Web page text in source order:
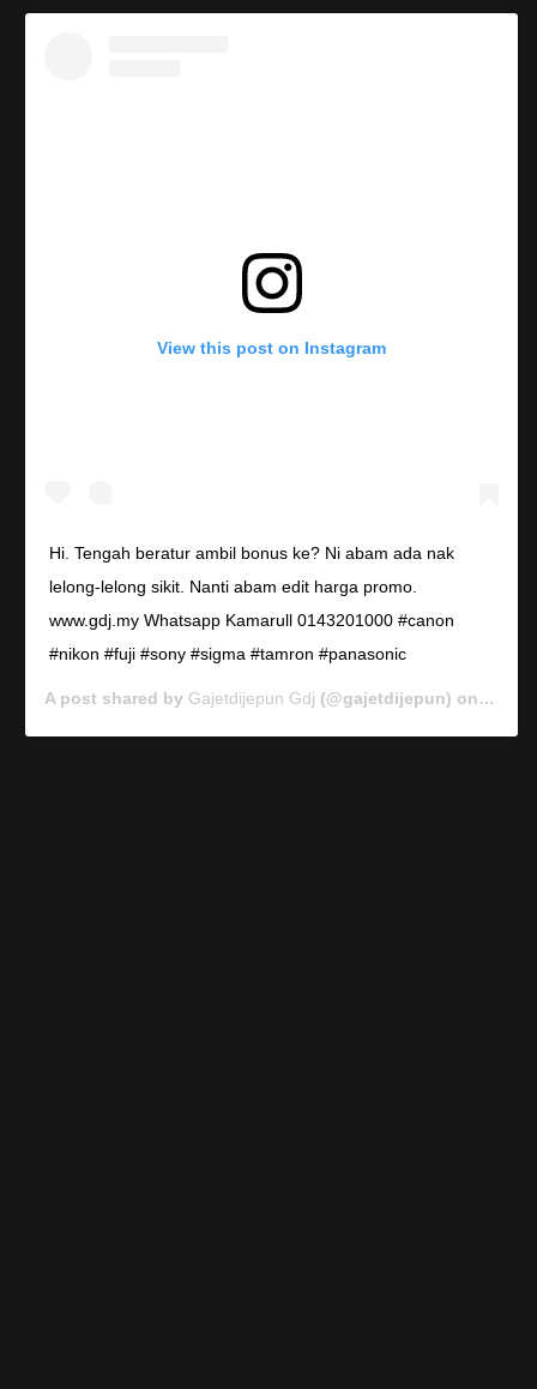
View this post on Instagram
Hi. Tengah beratur ambil bonus ke? Ni abam ada nak
lelong-lelong sikit. Nanti abam edit harga promo.
www.gdj.my Whatsapp Kamarull 0143201000 #canon
#nikon #fuji #sony #sigma #tamron #panasonic
A post shared by Gajetdijepun Gdj (@gajetdijepun) on Jan 7,